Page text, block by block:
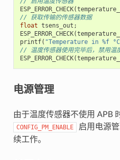
ESP_ERROR_CHECK(
// 获取传输的传感器数据
float tsens_out ;
ESP_ERROR_CHECK(
printf( "Temperature in %f °C
// 温度传感器使用完毕后，禁用温
ESP_ERROR_CHECK(
电源管理
由于温度传感器不使用 APB
CONFIG_PM_ENABLE
启用电源
续工作。